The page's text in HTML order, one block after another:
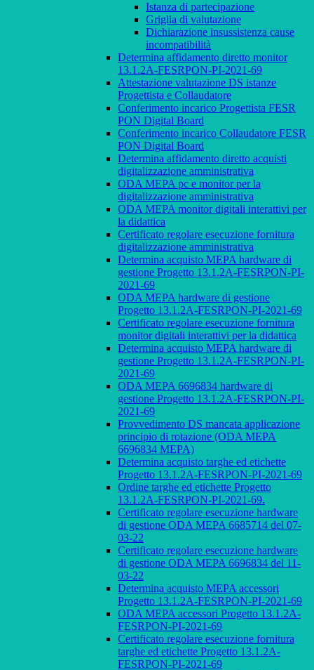
Istanza di partecipazione
Griglia di valutazione
Dichiarazione insussistenza cause
incompatibilità
Determina affidamento diretto monitor
13.1.2A-FESRPON-PI-2021-69
Attestazione valutazione DS istanze
Progettista e Collaudatore
Conferimento incarico Progettista FESR
PON Digital Board
Conferimento incarico Collaudatore FESR
PON Digital Board
Determina affidamento diretto acquisti
digitalizzazione amministrativa
ODA MEPA pc e monitor per la
digitalizzazione amministrativa
ODA MEPA monitor digitali interattivi per
la didattica
Certificato regolare esecuzione fornitura
digitalizzazione amministrativa
Determina acquisto MEPA hardware di
gestione Progetto 13.1.2A-FESRPON-PI-
2021-69
ODA MEPA hardware di gestione
Progetto 13.1.2A-FESRPON-PI-2021-69
Certificato regolare esecuzione fornitura
monitor digitali interattivi per la didattica
Determina acquisto MEPA hardware di
gestione Progetto 13.1.2A-FESRPON-PI-
2021-69
ODA MEPA 6696834 hardware di
gestione Progetto 13.1.2A-FESRPON-PI-
2021-69
Provvedimento DS mancata applicazione
principio di rotazione (ODA MEPA
6696834 MEPA)
Determina acquisto targhe ed etichette
Progetto 13.1.2A-FESRPON-PI-2021-69
Ordine targhe ed etichette Progetto
13.1.2A-FESRPON-PI-2021-69.
Certificato regolare esecuzione hardware
di gestione ODA MEPA 6685714 del 07-
03-22
Certificato regolare esecuzione hardware
di gestione ODA MEPA 6696834 del 11-
03-22
Determina acquisto MEPA accessori
Progetto 13.1.2A-FESRPON-PI-2021-69
ODA MEPA accessori Progetto 13.1.2A-
FESRPON-PI-2021-69
Certificato regolare esecuzione fornitura
targhe ed etichette Progetto 13.1.2A-
FESRPON-PI-2021-69